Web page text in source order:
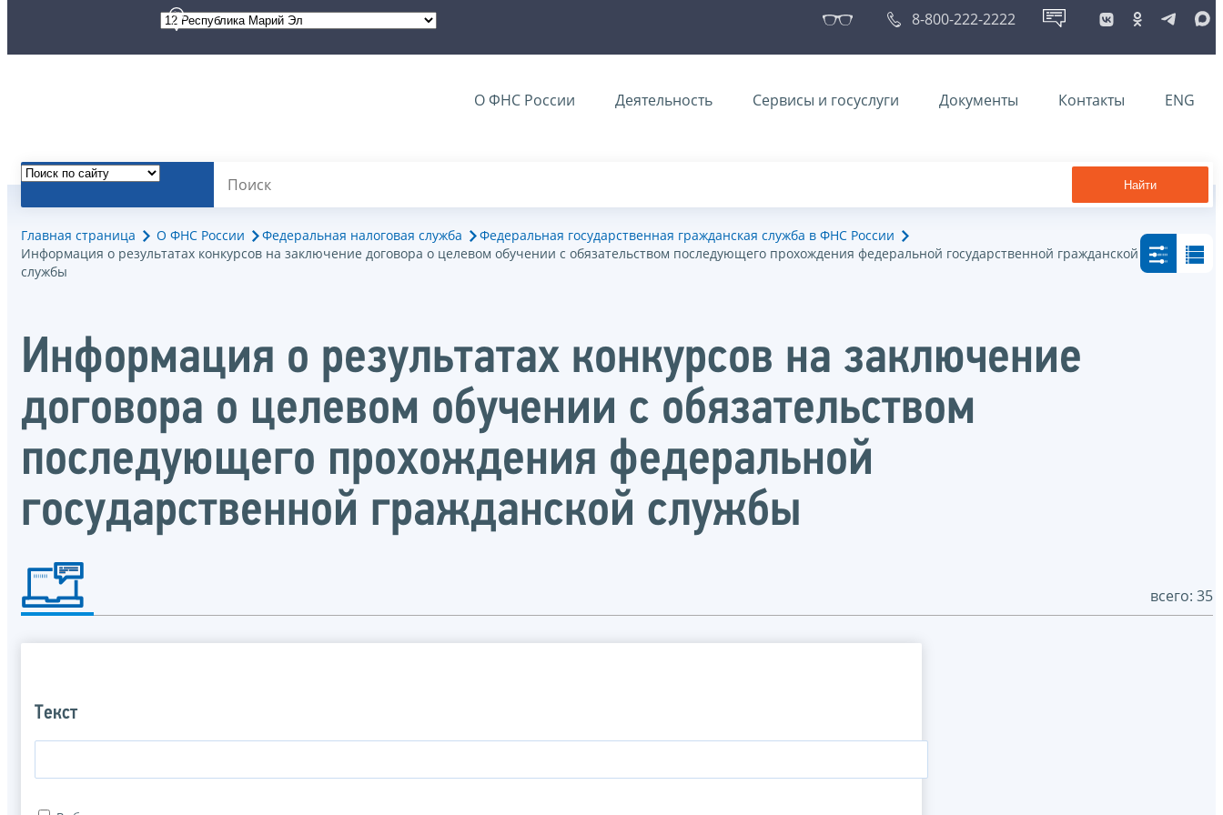
8-800-222-2222
О ФНС России Деятельность Сервисы и госуслуги Документы Контакты ENG
Найти
Главная страница О ФНС России Федеральная налоговая служба
Федеральная государственная гражданская служба в ФНС России
Информация о результатах конкурсов на заключение договора о целевом обучении с обязательством последующего прохождения федеральной государственной гражданской
службы
Информация о результатах конкурсов на заключение
договора о целевом обучении с обязательством
последующего прохождения федеральной
государственной гражданской службы
всего: 35
Текст